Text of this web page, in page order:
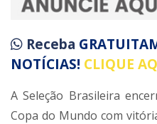
Receba
NOTÍCIAS! CLIQUE
A Seleção Brasileira
Copa do Mundo com